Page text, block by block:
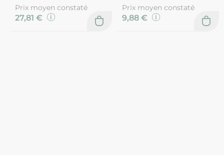
Prix moyen constaté
27,81 €
Prix moyen constaté
9,88 €